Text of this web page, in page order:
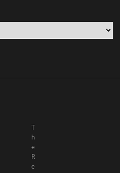
T
h
e
R
e